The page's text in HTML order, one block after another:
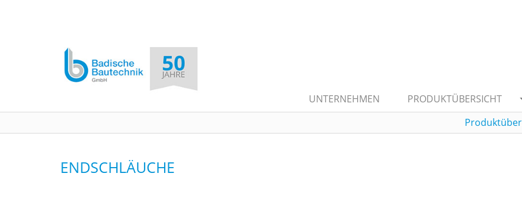
UNTERNEHMEN PRODUKTÜBERSICHT
ENDSCHLÄUCHE